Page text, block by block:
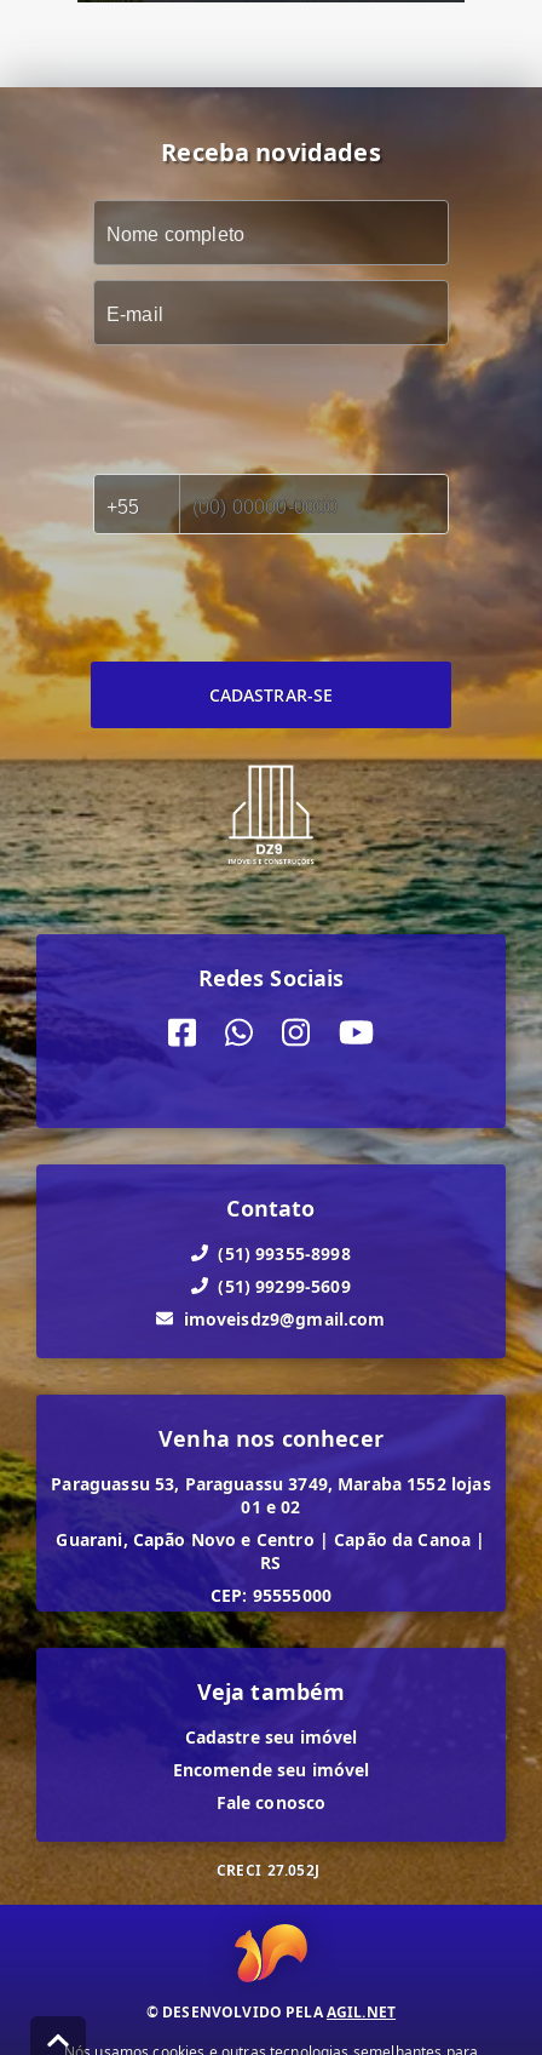
Receba novidades
CADASTRAR-SE
Redes Sociais
Contato
(51) 99355-8998
(51) 99299-5609
imoveisdz9@gmail.com
Venha nos conhecer
Paraguassu 53, Paraguassu 3749, Maraba 1552 lojas
01 e 02
Guarani, Capão Novo e Centro | Capão da Canoa |
RS
CEP: 95555000
Veja também
Cadastre seu imóvel
Encomende seu imóvel
Fale conosco
CRECI 27.052J
© DESENVOLVIDO PELAAGIL.NET